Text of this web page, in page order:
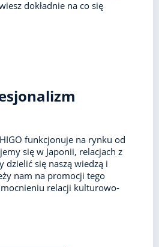
dokładnie na co się
funkcjonuje na rynku od
się w Japonii, relacjach z
dzielić się naszą wiedzą i
nam na promocji tego
relacji kulturowo-